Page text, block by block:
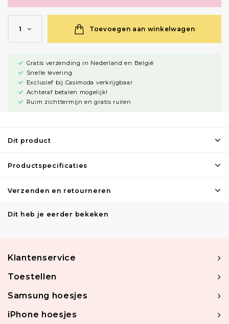
1 Toevoegen aan winkelwagen
Gratis verzending in Nederland en België
Snelle levering
Exclusief bij Casimoda verkrijgbaar
Achteraf betalen mogelijk!
Ruim zichttermijn en gratis ruilen
Dit product
Productspecificaties
Verzenden en retourneren
Dit heb je eerder bekeken
Klantenservice
Toestellen
Samsung hoesjes
iPhone hoesjes